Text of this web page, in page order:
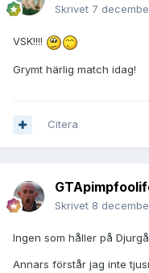
Skrivet 7
VSK!!!!
Grymt härlig match idag!
Citera
Skrivet 8
Ingen som håller på
Annars förstår jag inte